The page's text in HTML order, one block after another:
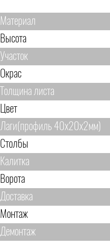
Материал
Высота
Участок
Окрас
Толщина листа
Цвет
Лаги(профиль 40х20х2мм)
Столбы
Калитка
Ворота
Доставка
Монтаж
Демонтаж